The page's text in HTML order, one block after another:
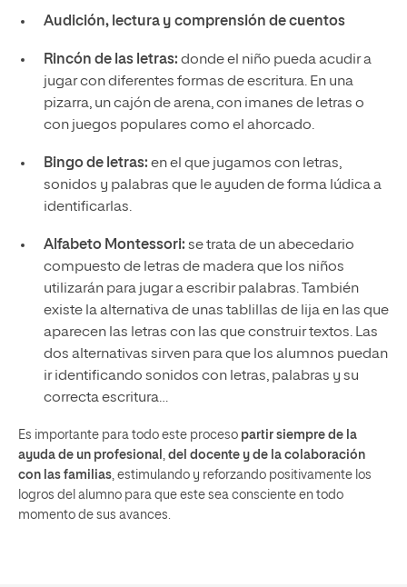
Audición, lectura y comprensión de cuentos
Rincón de las letras: donde el niño pueda acudir a
jugar con diferentes formas de escritura. En una
pizarra, un cajón de arena, con imanes de letras o
con juegos populares como el ahorcado.
Bingo de letras: en el que jugamos con letras,
sonidos y palabras que le ayuden de forma lúdica a
identificarlas.
Alfabeto Montessori: se trata de un abecedario
compuesto de letras de madera que los niños
utilizarán para jugar a escribir palabras. También
existe la alternativa de unas tablillas de lija en las que
aparecen las letras con las que construir textos. Las
dos alternativas sirven para que los alumnos puedan
ir identificando sonidos con letras, palabras y su
correcta escritura…
Es importante para todo este proceso partir siempre de la
ayuda de un profesional
del docente y de la colaboración
con las familias , estimulando y reforzando positivamente los
logros del alumno para que este sea consciente en todo
momento de sus avances.